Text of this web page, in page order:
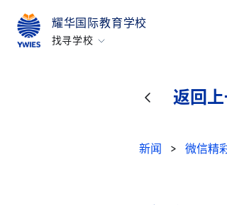
耀华国际教育学校
找寻学校
返回
新闻 > 微信精